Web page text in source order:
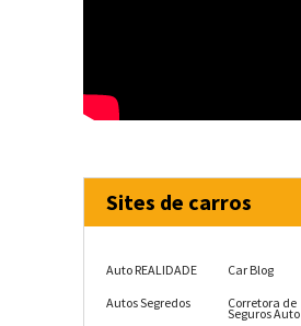
Sites de carros
Auto REALIDADE
Autos Segredos
Car Blog
Corretora de
Seguros Auto